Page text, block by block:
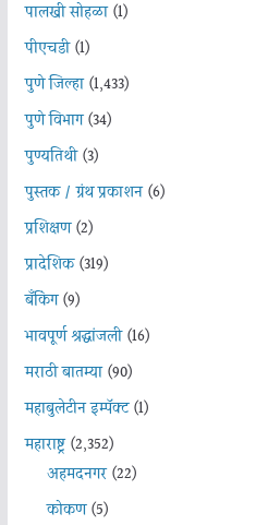
पालखी सोहळा(1)
पीएचडी(1)
पुणे जिल्हा(1,433)
पुणे विभाग(34)
पुण्यतिथी(3)
पुस्तक / ग्रंथ प्रकाशन(6)
प्रशिक्षण(2)
प्रादेशिक(319)
बँकिंग(9)
भावपूर्ण श्रद्धांजली(16)
मराठी बातम्या(90)
महाबुलेटीन इम्पॅक्ट(1)
महाराष्ट्र(2,352)
अहमदनगर(22)
कोकण(5)